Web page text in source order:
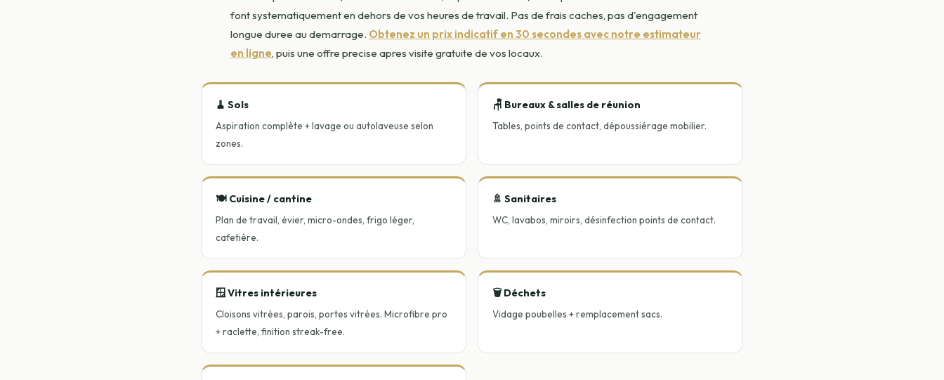
font systematiquement en dehors de vos heures de travail. Pas de frais caches, pas d'engagement
longue duree au demarrage. Obtenez un prix indicatif en 30 secondes avec notre estimateur
en ligne, puis une offre precise apres visite gratuite de vos locaux.
🧹 Sols
Aspiration complète + lavage ou autolaveuse selon
zones.
🪑 Bureaux & salles de réunion
Tables, points de contact, dépoussiérage mobilier.
🍽️ Cuisine / cantine
Plan de travail, évier, micro-ondes, frigo léger,
cafetière.
🚿 Sanitaires
WC, lavabos, miroirs, désinfection points de contact.
🪟 Vitres intérieures
Cloisons vitrées, parois, portes vitrées. Microfibre pro
+ raclette, finition streak-free.
🗑️ Déchets
Vidage poubelles + remplacement sacs.